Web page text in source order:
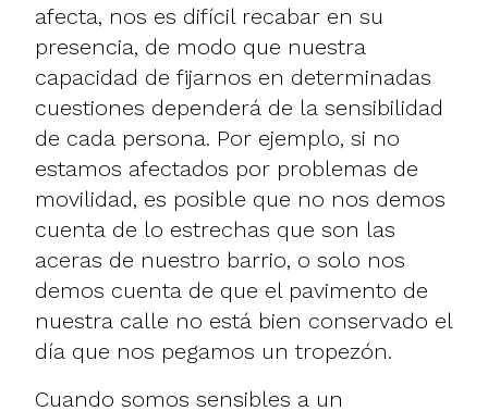
afecta, nos es difícil recabar en su
presencia, de modo que nuestra
capacidad de fijarnos en determinadas
cuestiones dependerá de la sensibilidad
de cada persona. Por ejemplo, si no
estamos afectados por problemas de
movilidad, es posible que no nos demos
cuenta de lo estrechas que son las
aceras de nuestro barrio, o solo nos
demos cuenta de que el pavimento de
nuestra calle no está bien conservado el
día que nos pegamos un tropezón.
Cuando somos sensibles a un